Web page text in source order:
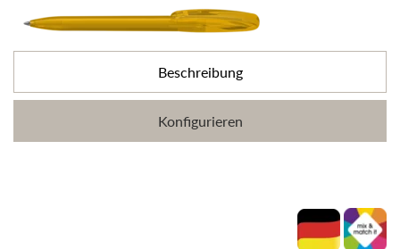
Beschreibung
Konfigurieren